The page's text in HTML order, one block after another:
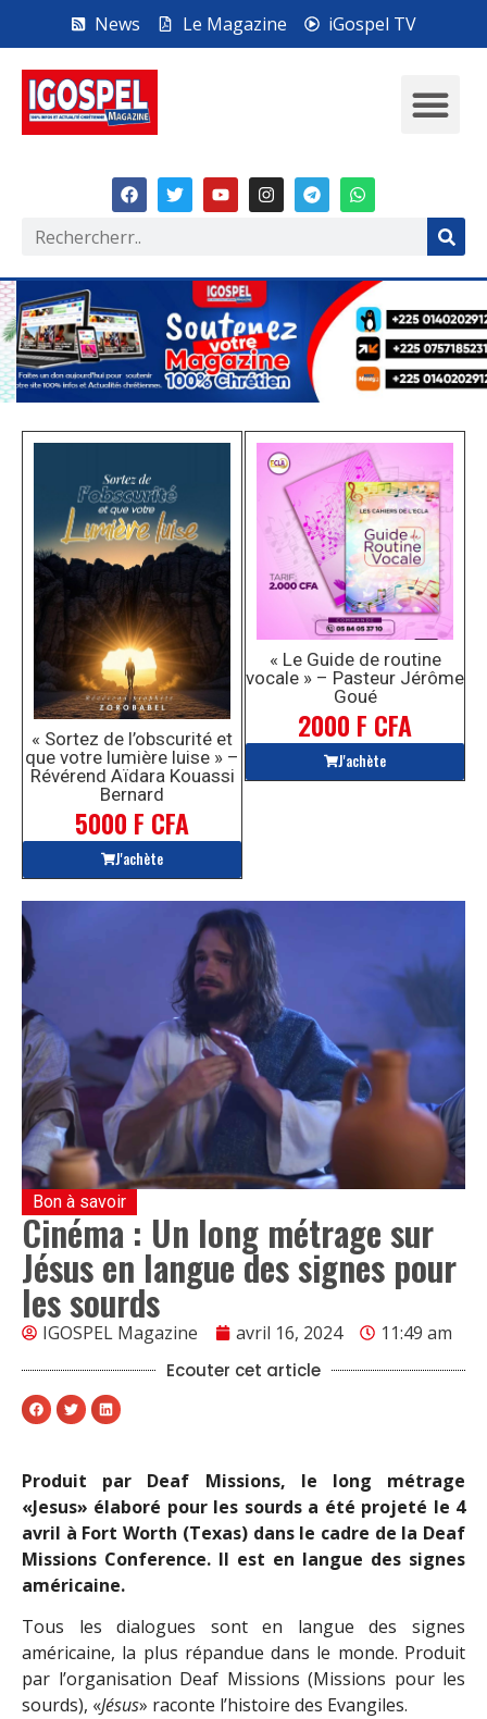
News Le Magazine iGospel TV
« Sortez de l’obscurité et
que votre lumière luise » –
Révérend Aïdara Kouassi
Bernard
5000 F CFA
J'achète
« Le Guide de routine
vocale » – Pasteur Jérôme
Goué
2000 F CFA
J'achète
Bon à savoir
Cinéma : Un long métrage sur
Jésus en langue des signes pour
les sourds
IGOSPEL Magazine avril 16, 2024 11:49 am
Ecouter cet article
Produit par Deaf Missions, le long métrage
«Jesus» élaboré pour les sourds a été projeté le 4
avril à Fort Worth (Texas) dans le cadre de la Deaf
Missions Conference. Il est en langue des signes
américaine.
Tous les dialogues sont en langue des signes
américaine, la plus répandue dans le monde. Produit
par l’organisation Deaf Missions (Missions pour les
sourds), «Jésus» raconte l’histoire des Evangiles.